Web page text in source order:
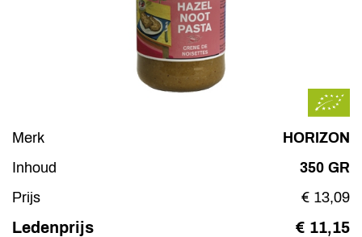
Merk
HORIZON
Inhoud
350 GR
Prijs
€ 13,09
Ledenprijs € 11,15